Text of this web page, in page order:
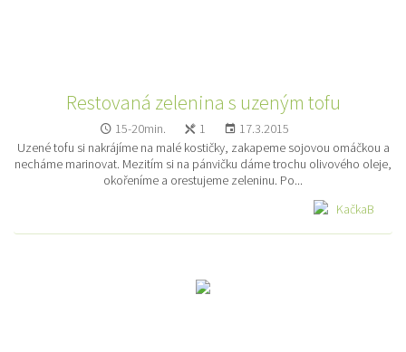
KačkaB
Restovaná zelenina s uzeným tofu
15-20min. 1
17.3.2015
Uzené tofu si nakrájíme na malé kostičky, zakapeme sojovou omáčkou a
necháme marinovat. Mezitím si na pánvičku dáme trochu olivového oleje,
okořeníme a orestujeme zeleninu. Po...